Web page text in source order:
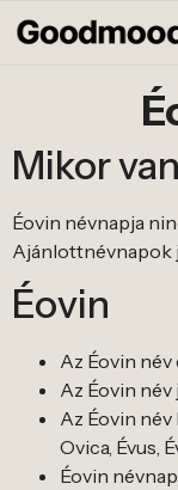
Mikor
Éovin névnapja
Ajánlottnévnapok
Éovin
Az Éovin
Az Éovin
Az Éovin név
Ovica, Évus,
Éovin